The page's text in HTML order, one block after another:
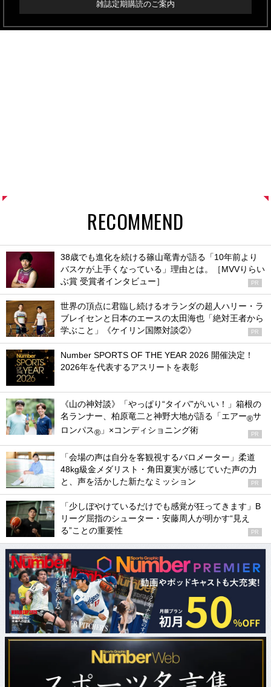
雑誌定期購読のご案内
RECOMMEND
38歳でも進化を続ける篠山竜青が語る「10年前より
バスケが上手くなっている」理由とは。［MVVりらい
ぶ賞 受賞者インタビュー］
PR
世界の頂点に君臨し続けるオランダの超人ハリー・ラ
ブレイセンと日本のエースの太田海也「絶対王者から
学ぶこと」《ケイリン国際対談②》
PR
Number SPORTS OF THE YEAR 2026 開催決定！
2026年を代表するアスリートを表彰
《山の神対談》「やっぱり“タイパ”がいい！」箱根の
名ランナー、柏原竜二と神野大地が語る「エアー®サ
ロンパス® 」×コンディショニング術 PR
「会場の声は自分を客観視するバロメーター」柔道
48kg級金メダリスト・角田夏実が感じていた声の力
と、声を活かした新たなミッション
PR
「少しぼやけているだけでも感覚が狂ってきます」B
リーグ屈指のシューター・安藤周人が明かす“見え
る”ことの重要性
PR